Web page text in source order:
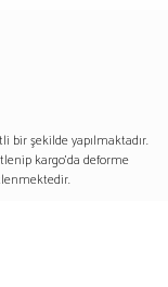
bir şekilde yapılmaktadır.
kargo’da deforme